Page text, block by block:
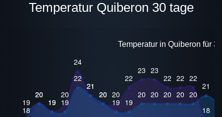
Temperatur Quiberon 30 tage
Temperatur in Quiberon für